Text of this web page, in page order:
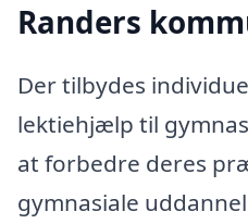
Randers
Der tilbydes
lektiehjælp til
at forbedre deres
gymnasiale